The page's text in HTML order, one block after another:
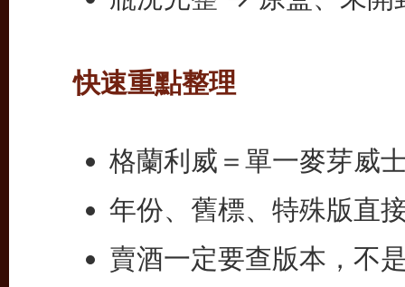
快速重點整理
格蘭利威＝單一麥芽威
年份、舊標、特殊版直
賣酒一定要查版本，不